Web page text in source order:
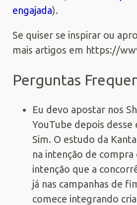
engajada).
Se quiser se inspirar ou
mais artigos em https://
Perguntas
Eu devo apostar nos
YouTube depois desse
Sim. O estudo da
na intenção de compra
intenção que a
já nas campanhas de
comece integrando